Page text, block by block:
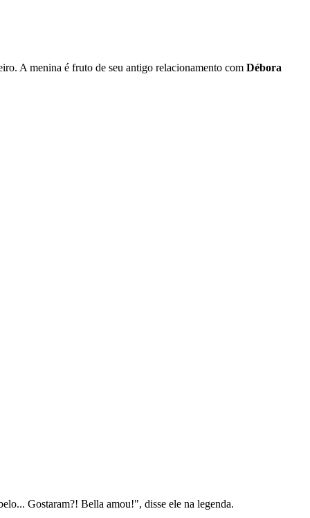
A menina é fruto de seu antigo relacionamento com Débora
Gostaram?! Bella amou!", disse ele na legenda.